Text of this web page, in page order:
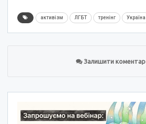
активізм ЛГБТ тренінг Україна
Залишити коментар